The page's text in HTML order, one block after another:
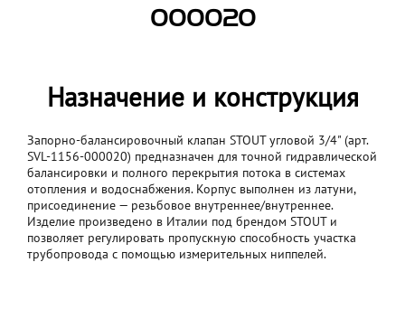
000020
Назначение и конструкция
Запорно-балансировочный клапан STOUT угловой 3/4" (арт.
SVL-1156-000020) предназначен для точной гидравлической
балансировки и полного перекрытия потока в системах
отопления и водоснабжения. Корпус выполнен из латуни,
присоединение — резьбовое внутреннее/внутреннее.
Изделие произведено в Италии под брендом STOUT и
позволяет регулировать пропускную способность участка
трубопровода с помощью измерительных ниппелей.